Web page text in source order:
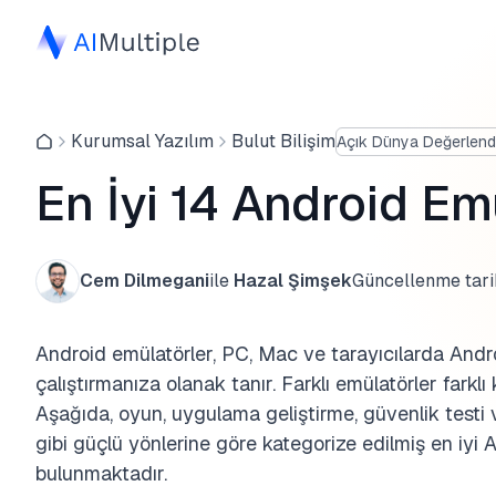
Kurumsal Yazılım Bulut BilişimAçık Dünya
En İyi 14 Android
Cem Dilmeganiile Hazal ŞimşekGüncellenme
Android emülatörler, PC, Mac ve tarayıcılarda
çalıştırmanıza olanak tanır. Farklı emülatörler
Aşağıda, oyun, uygulama geliştirme, güvenlik testi
gibi güçlü yönlerine göre kategorize edilmiş en iyi
bulunmaktadır.